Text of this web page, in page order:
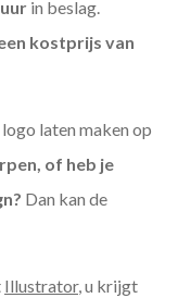
in beslag.
kostprijs van
laten maken op
of heb je
Dan kan de
Illustrator, u krijgt